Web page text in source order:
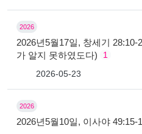
2026
2026년5월17일, 창세기
가 알지 못하였도다)
1
2026-05-23
2026
2026년5월10일, 이사야